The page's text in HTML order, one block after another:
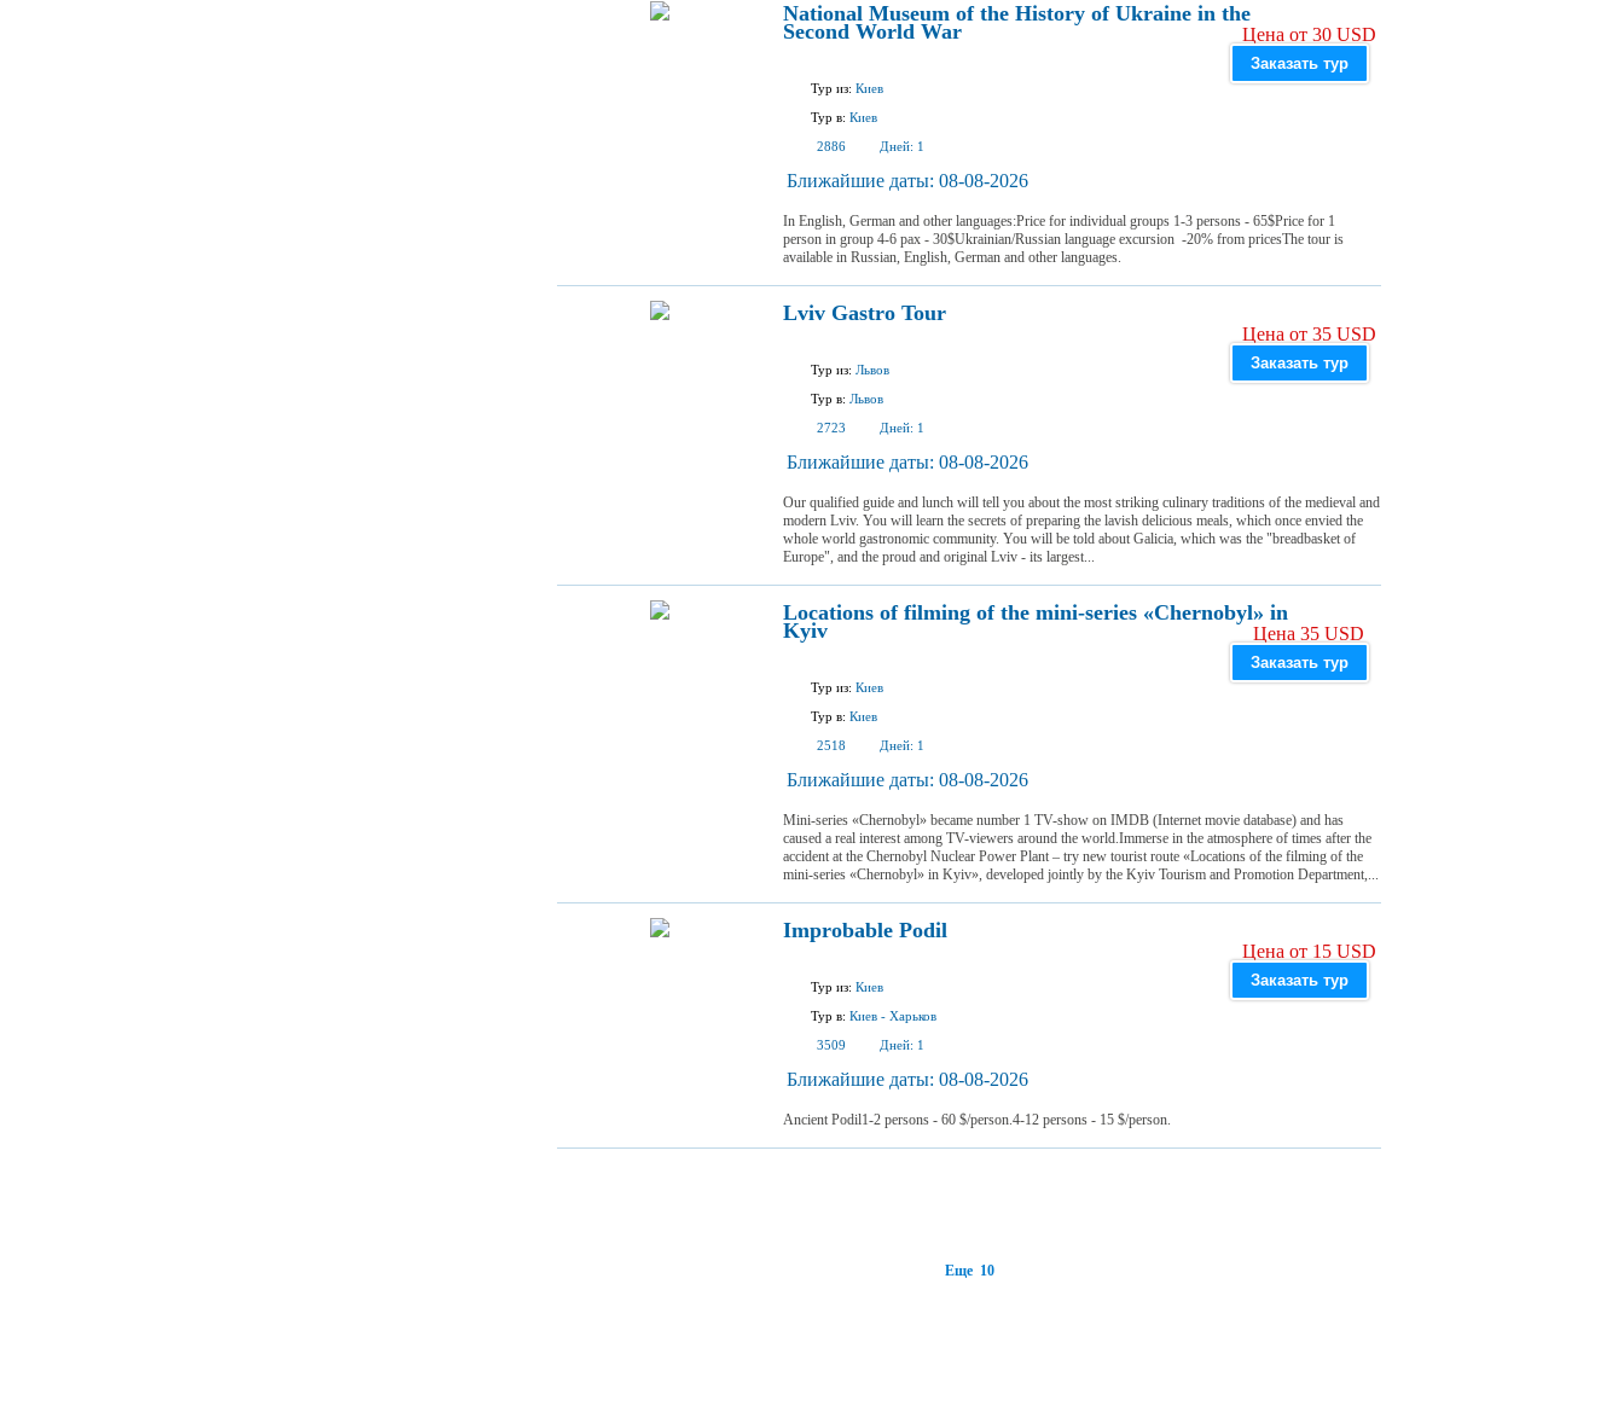
National Museum of the History of Ukraine in the
Second World War
Тур из: Киев
Тур в: Киев
2886
Дней: 1
Цена от 30 USD
Заказать тур
Ближайшие даты: 08-08-2026
In English, German and other languages:Price for individual groups 1-3 persons - 65$Price for 1
person in group 4-6 pax - 30$Ukrainian/Russian language excursion -20% from pricesThe tour is
available in Russian, English, German and other languages.
Lviv Gastro Tour
Тур из: Львов
Тур в: Львов
2723
Дней: 1
Цена от 35 USD
Заказать тур
Ближайшие даты: 08-08-2026
Our qualified guide and lunch will tell you about the most striking culinary traditions of the medieval and
modern Lviv. You will learn the secrets of preparing the lavish delicious meals, which once envied the
whole world gastronomic community. You will be told about Galicia, which was the "breadbasket of
Europe", and the proud and original Lviv - its largest...
Locations of filming of the mini-series «Chernobyl» in
Kyiv
Тур из: Киев
Тур в: Киев
2518
Дней: 1
Цена 35 USD
Заказать тур
Ближайшие даты: 08-08-2026
Mini-series «Chernobyl» became number 1 TV-show on IMDB (Internet movie database) and has
caused a real interest among TV-viewers around the world.Immerse in the atmosphere of times after the
accident at the Chernobyl Nuclear Power Plant – try new tourist route «Locations of the filming of the
mini-series «Chernobyl» in Kyiv», developed jointly by the Kyiv Tourism and Promotion Department,...
Improbable Podil
Тур из: Киев
Тур в: Киев - Харьков
3509
Дней: 1
Цена от 15 USD
Заказать тур
Ближайшие даты: 08-08-2026
Ancient Podil1-2 persons - 60 $/person.4-12 persons - 15 $/person.
Еще 10